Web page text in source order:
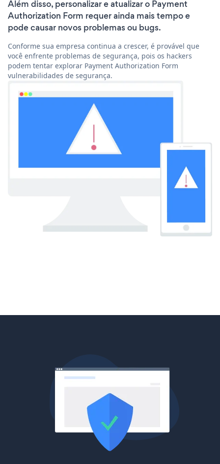
Além disso, personalizar e atualizar o Payment
Authorization Form requer ainda mais tempo e
pode causar novos problemas ou bugs.
Conforme sua empresa continua a crescer, é provável que
você enfrente problemas de segurança, pois os hackers
podem tentar explorar Payment Authorization Form
vulnerabilidades de segurança.